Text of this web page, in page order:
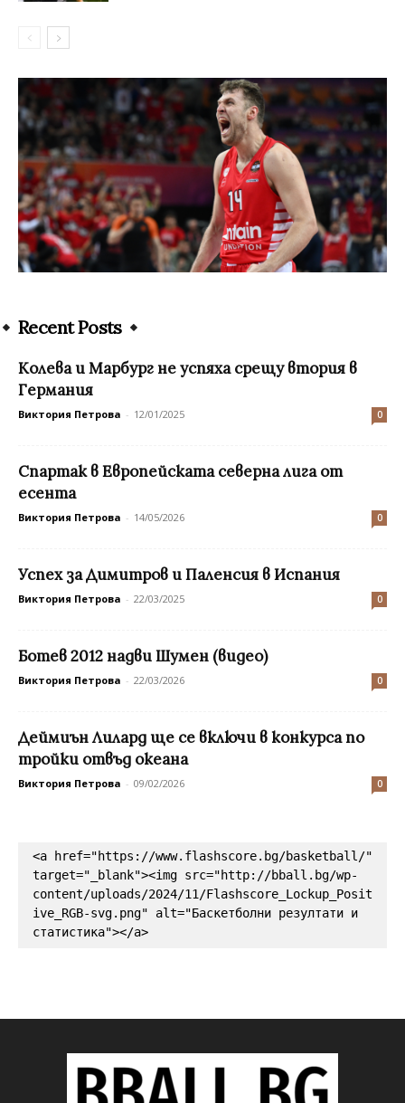
Recent Posts
Колева и Марбург не успяха срещу втория в
Германия
Виктория Петрова - 12/01/2025 0
Спартак в Европейската северна лига от
есента
Виктория Петрова - 14/05/2026 0
Успех за Димитров и Паленсия в Испания
Виктория Петрова - 22/03/2025 0
Ботев 2012 надви Шумен (видео)
Виктория Петрова - 22/03/2026 0
Деймиън Лилард ще се включи в конкурса по
тройки отвъд океана
Виктория Петрова - 09/02/2026 0
<a href="https://www.flashscore.bg/basketball/"
target="_blank"><img src="http://bball.bg/wp-
content/uploads/2024/11/Flashscore_Lockup_Posit
ive_RGB-svg.png" alt="Баскетболни резултати и
статистика"></a>